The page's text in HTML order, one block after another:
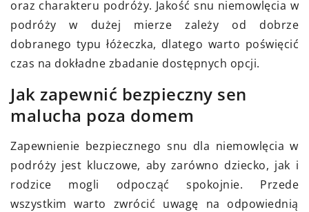
oraz charakteru podróży. Jakość snu niemowlęcia w
podróży w dużej mierze zależy od dobrze
dobranego typu łóżeczka, dlatego warto poświęcić
czas na dokładne zbadanie dostępnych opcji.
Jak zapewnić bezpieczny sen
malucha poza domem
Zapewnienie bezpiecznego snu dla niemowlęcia w
podróży jest kluczowe, aby zarówno dziecko, jak i
rodzice mogli odpocząć spokojnie. Przede
wszystkim warto zwrócić uwagę na odpowiednią